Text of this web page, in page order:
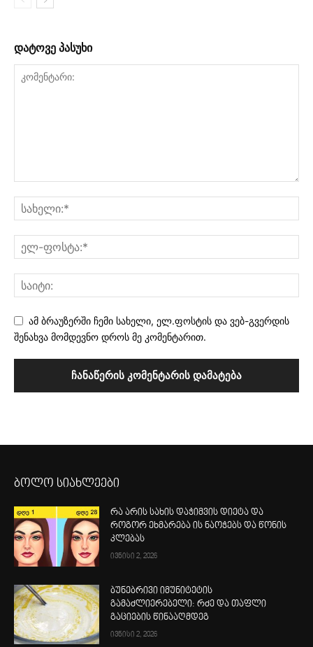
დატოვე პასუხი
ამ ბრაუზერში ჩემი სახელი, ელ.ფოსტის და ვებ-გვერდის
შენახვა მომდევნო დროს მე კომენტარით.
ბოლო სიახლეები
რა არის სახის დაჭიმვის დიეტა და
როგორ ეხმარება ის ნაოჭებს და წონის
კლებას
ივნისი 2, 2026
ბუნებრივი იმუნიტეტის
გამაძლიერებელი: რძე და თაფლი
გაციების წინააღმდეგ
ივნისი 2, 2026